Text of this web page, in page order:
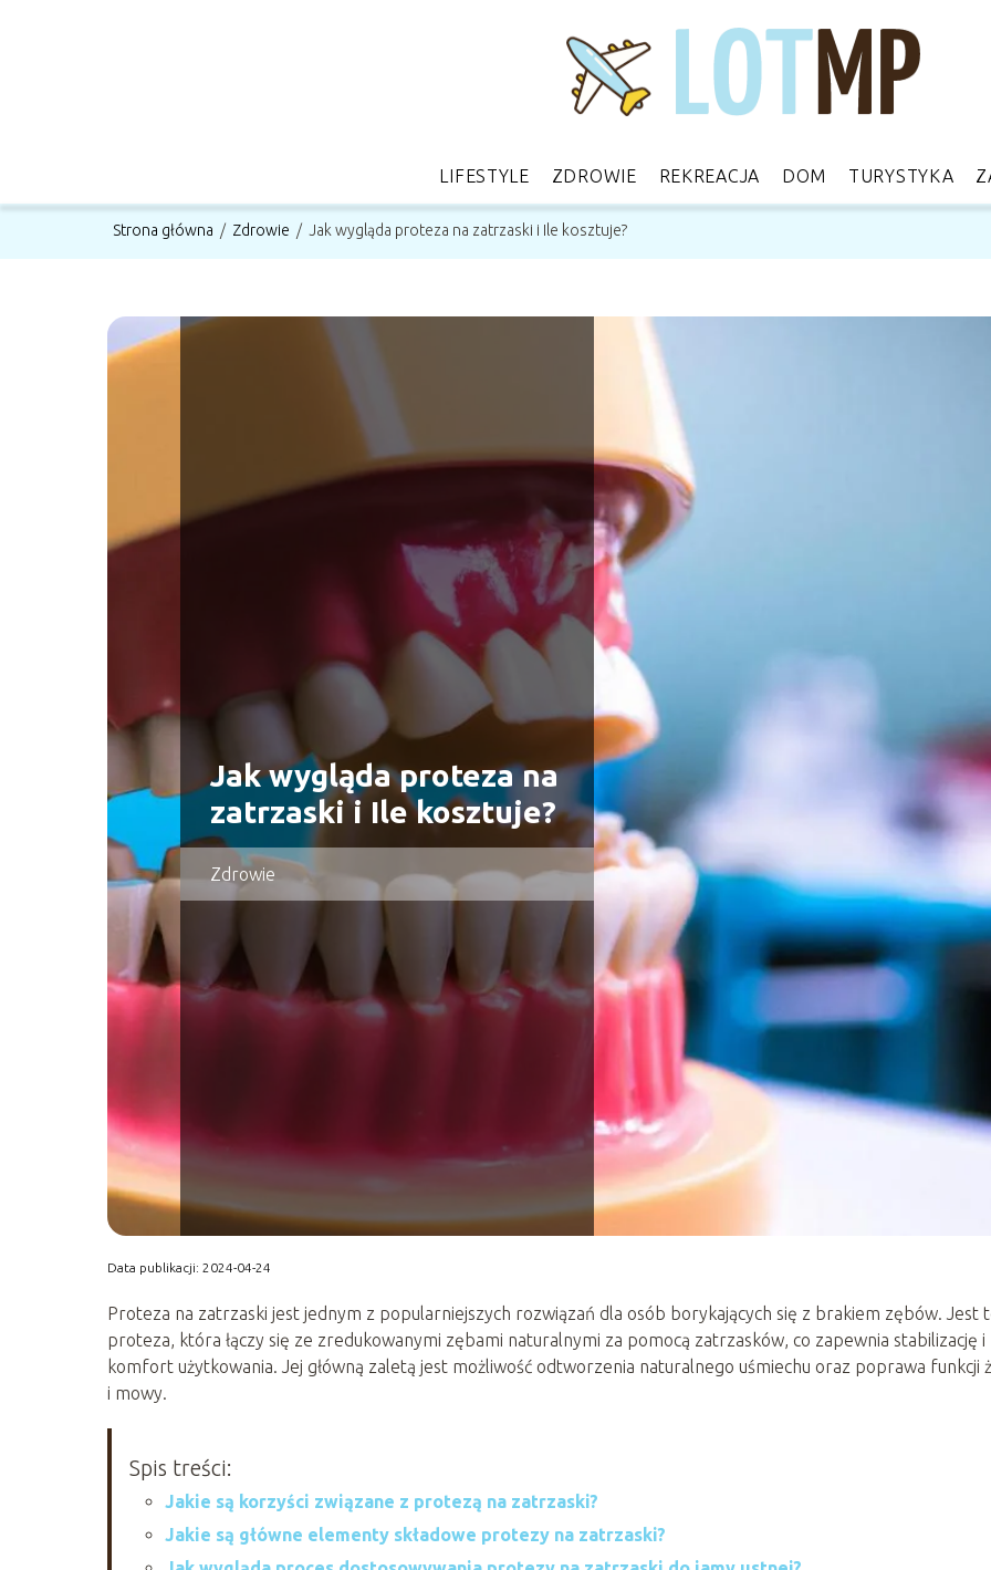
LIFESTYLE ZDROWIE REKREACJA DOM TURYSTYKA
Strona główna / Zdrowie / Jak wygląda proteza na zatrzaski i Ile kosztuje?
Jak wygląda proteza na
zatrzaski i Ile kosztuje?
Zdrowie
Data publikacji: 2024-04-24
Proteza na zatrzaski jest jednym z popularniejszych rozwiązań dla osób borykających się z brakiem zębów. Jest
proteza, która łączy się ze zredukowanymi zębami naturalnymi za pomocą zatrzasków, co zapewnia stabilizację i
komfort użytkowania. Jej główną zaletą jest możliwość odtworzenia naturalnego uśmiechu oraz poprawa funkcji
i mowy.
Spis treści:
Jakie są korzyści związane z protezą na zatrzaski?
Jakie są główne elementy składowe protezy na zatrzaski?